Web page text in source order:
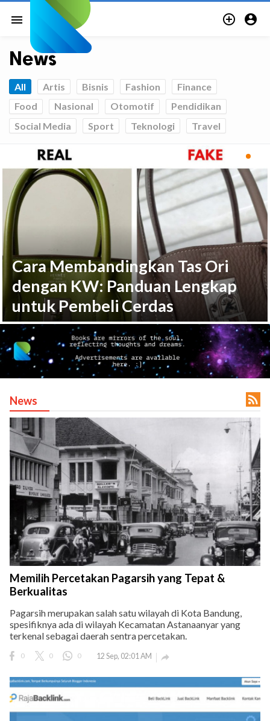
menu  
News
All Artis Bisnis Fashion
Finance
Food
Nasional Otomotif
Pendidikan
Social Media
Sport Teknologi Travel
Cara Membandingkan Tas Ori
dengan KW: Panduan Lengkap
untuk Pembeli Cerdas
News 
Memilih Percetakan Pagarsih yang Tepat &
Berkualitas
Pagarsih merupakan salah satu wilayah di Kota Bandung,
spesifiknya ada di wilayah Kecamatan Astanaanyar yang
terkenal sebagai daerah sentra percetakan.
0 0 0 12 Sep, 02:01 AM 